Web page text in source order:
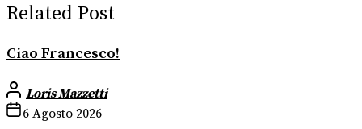
Related Post
Ciao Francesco!
Loris Mazzetti
6 Agosto 2026